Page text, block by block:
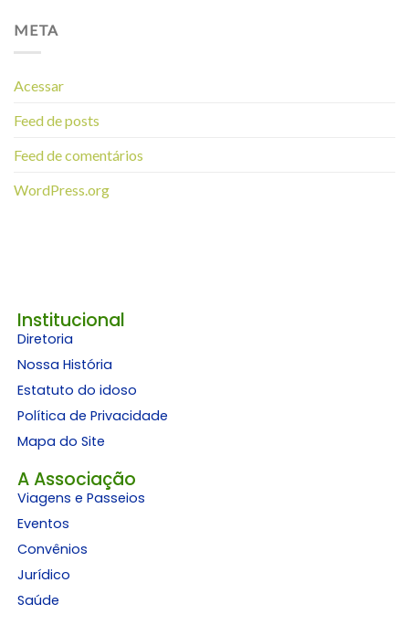
META
Acessar
Feed de posts
Feed de comentários
WordPress.org
Institucional
Diretoria
Nossa História
Estatuto do idoso
Política de Privacidade
Mapa do Site
A Associação
Viagens e Passeios
Eventos
Convênios
Jurídico
Saúde